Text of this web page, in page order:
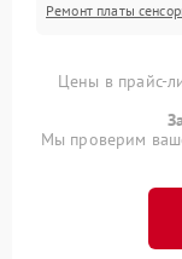
Ремонт платы
Цены в прайс-
Мы проверим